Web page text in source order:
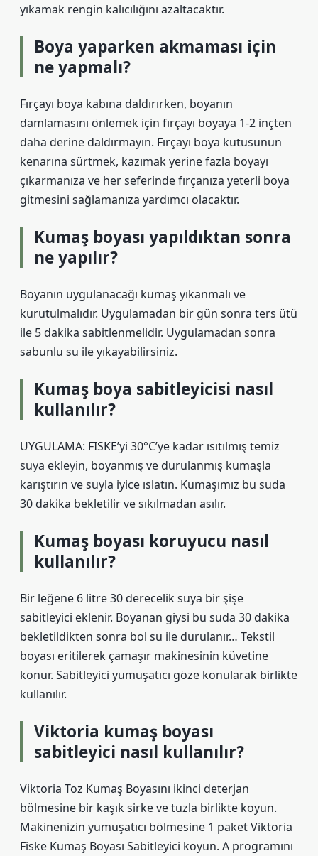
yıkamak rengin kalıcılığını azaltacaktır.
Boya yaparken akmaması için
ne yapmalı?
Fırçayı boya kabına daldırırken, boyanın
damlamasını önlemek için fırçayı boyaya 1-2 inçten
daha derine daldırmayın. Fırçayı boya kutusunun
kenarına sürtmek, kazımak yerine fazla boyayı
çıkarmanıza ve her seferinde fırçanıza yeterli boya
gitmesini sağlamanıza yardımcı olacaktır.
Kumaş boyası yapıldıktan sonra
ne yapılır?
Boyanın uygulanacağı kumaş yıkanmalı ve
kurutulmalıdır. Uygulamadan bir gün sonra ters ütü
ile 5 dakika sabitlenmelidir. Uygulamadan sonra
sabunlu su ile yıkayabilirsiniz.
Kumaş boya sabitleyicisi nasıl
kullanılır?
UYGULAMA: FISKE’yi 30°C’ye kadar ısıtılmış temiz
suya ekleyin, boyanmış ve durulanmış kumaşla
karıştırın ve suyla iyice ıslatın. Kumaşımız bu suda
30 dakika bekletilir ve sıkılmadan asılır.
Kumaş boyası koruyucu nasıl
kullanılır?
Bir leğene 6 litre 30 derecelik suya bir şişe
sabitleyici eklenir. Boyanan giysi bu suda 30 dakika
bekletildikten sonra bol su ile durulanır… Tekstil
boyası eritilerek çamaşır makinesinin küvetine
konur. Sabitleyici yumuşatıcı göze konularak birlikte
kullanılır.
Viktoria kumaş boyası
sabitleyici nasıl kullanılır?
Viktoria Toz Kumaş Boyasını ikinci deterjan
bölmesine bir kaşık sirke ve tuzla birlikte koyun.
Makinenizin yumuşatıcı bölmesine 1 paket Viktoria
Fiske Kumaş Boyası Sabitleyici koyun. A programını